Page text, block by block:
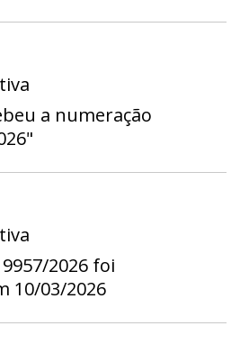
a numeração
2026 foi
10/03/2026